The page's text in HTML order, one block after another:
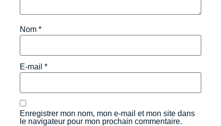
Nom *
E-mail *
Enregistrer mon nom, mon e-mail et mon site dans
le navigateur pour mon prochain commentaire.